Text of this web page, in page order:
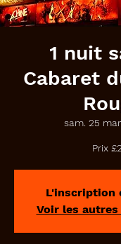
1 nuit
Cabaret
sam. 25
Prix
L'inscription
Voir les autres